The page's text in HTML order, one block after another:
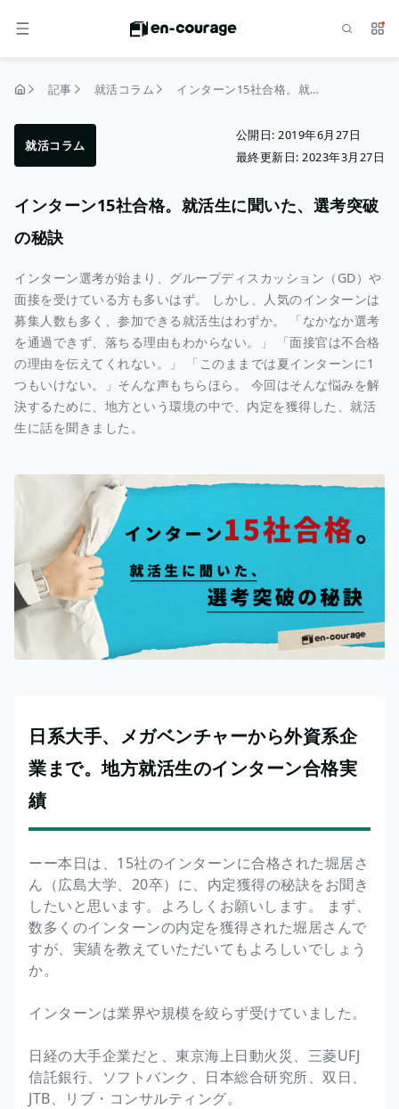
メニュー サ
記事 就活コラム インターン15社合格。就活生に聞いた、選考突破の秘訣
就活コラム
公開日: 2019年6月27日
最終更新日: 2023年3月27日
インターン15社合格。就活生に聞いた、選考突破
の秘訣
インターン選考が始まり、グループディスカッション（GD）や
面接を受けている方も多いはず。 しかし、人気のインターンは
募集人数も多く、参加できる就活生はわずか。 「なかなか選考
を通過できず、落ちる理由もわからない。」 「面接官は不合格
の理由を伝えてくれない。」 「このままでは夏インターンに1
つもいけない。」そんな声もちらほら。 今回はそんな悩みを解
決するために、地方という環境の中で、内定を獲得した、就活
生に話を聞きました。
日系大手、メガベンチャーから外資系企
業まで。地方就活生のインターン合格実
績
ーー本日は、15社のインターンに合格された堀居さ
ん（広島大学、20卒）に、内定獲得の秘訣をお聞き
したいと思います。よろしくお願いします。 まず、
数多くのインターンの内定を獲得された堀居さんで
すが、実績を教えていただいてもよろしいでしょう
か。
インターンは業界や規模を絞らず受けていました。
日経の大手企業だと、東京海上日動火災、三菱UFJ
信託銀行、ソフトバンク、日本総合研究所、双日、
JTB、リブ・コンサルティング。